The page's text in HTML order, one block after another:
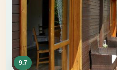
9.7